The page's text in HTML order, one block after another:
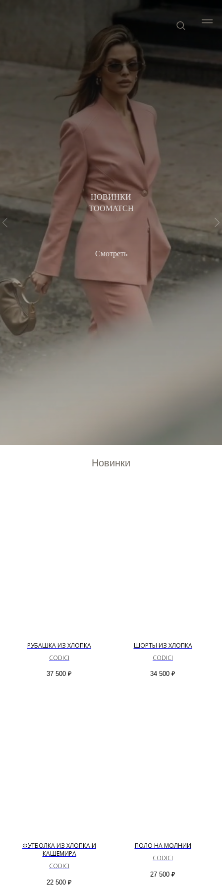
НОВИНКИ
TOOMATCH
Смотреть
Новинки
РУБАШКА ИЗ ХЛОПКА
CODICI
37 500 ₽
ШОРТЫ ИЗ ХЛОПКА
CODICI
34 500 ₽
ФУТБОЛКА ИЗ ХЛОПКА И
КАШЕМИРА
CODICI
22 500 ₽
ПОЛО НА МОЛНИИ
CODICI
27 500 ₽